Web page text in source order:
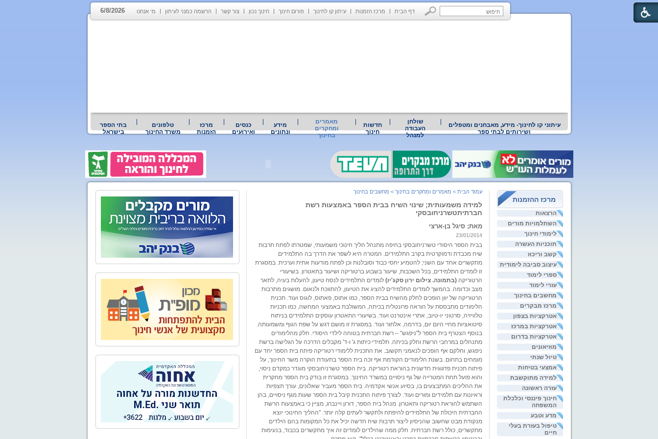
דף הבית מרכז הזמנות עיתון קו לחינוך פורום חינוך חינוך נכון צור קשר הרשמה כמנוי לעיתון מי אנחנו 6/8/2026
עיתוני קו לחינוך- מידע, מאבחנים ומטפלים
ושירותים לבתי ספר
שולחן
העבודה
למנהל
חדשות
חינוך
מאמרים
ומחקרים
בחינוך
מידע
ונתונים
כנסים
ואירועים
מרכז
הזמנות
טלפונים
משרד החינוך
בתי הספר
בישראל
מרכז ההזמנות
הרצאות
השתלמויות מורים
לימודי חינוך
תוכניות העשרה
קשב וריכוז
עיצוב סביבה לימודית
ספרי לימוד
עזרי לימוד
מחשבים בחינוך
מרכז מבקרים
אטרקציות בצפון
אטרקציות במרכז
אטרקציות בדרום
מוזיאונים
טיול שנתי
אמצעי בטיחות
למידה מתוקשבת
עזרה ראשונה
חינוך פיננסי וכלכלת
המשפחה
מדע וטבע
טיפול בעזרת בעלי
חיים
עמוד הבית > מאמרים ומחקרים בחינוך > מחשבים בחינוך
למידה משמעותית; שינוי השיח בבית הספר באמצעות רשת
חברתיתטשרניחובסקי
מאת; סיגל בן-ארצי
23/01/2014
בבית הספר היסודי טשרניחובסקי בחיפה מתנהל הליך חינוכי משמעותי, שמטרתו לפתח תרבות
שיח מכבדת ודמוקרטית בקרב התלמידים. המטרה היא לשפר את הדרך בה התלמידים
מתקשרים אחד עם השני; להטמיע יחסי כבוד וסובלנות וכן לפתח מודעות אתית וערכית. במסגרת
זו לומדים התלמידים, בכל השכבות, שיעור בשבוע ברטוריקה ושיעור בתאטרון. בשיעורי
הרטוריקה (בתמונה. צילום ירון סקג'יו) לומדים התלמידים לנסח טיעון, להעלות בעיה, לתאר
מצב וכדומה. בהמשך לומדים התלמידים להציג את הטיעון, להתווכח ולנאום. מושגים מתרבות
הרטוריקה של יוון הופכים לחלק מהשיח בבית הספר, כמו אתוס, פאתוס, לוגוס ועוד. תכנית
הלימודים מתבססת על הוראה פרונטלית בכיתה, המשולבת באמצעי המחשה, כמו תכניות
טלוויזיה, סרטוני יו-טיוב, אתרי אינטרנט ועוד. בשיעורי התאטרון עוסקים התלמידים בניתוח
סיטואציות מחיי היום יום, בדרמה, אלתור ועוד. במסגרת זו מושם דגש על שפת הגוף ומשמעותה.
בנוסף הצטרף בית הספר ל"ניפגש" – רשת חברתית בטוחה לילדי היסודי. חלק מהלימודים
מתנהלים במרחבי הרשת וחלק בכיתה. תלמידי כיתות ג' ו-ד' מקבלים הדרכה על הגלישה ברשת
ניפגש, וחלקם אף הופכים לנאמני תקשוב. את התכנית ללימודי רטוריקה פיתח בית הספר יחד עם
מומחים בתחום. בשנת הלימודים הקודמת אף זכה בית הספר בתעודת הוקרה משר החינוך, על
פיתוח תכנית פדגוגית חדשנית בהוראת רטוריקה.בית הספר טשרניחובסקי מוגדר כמקדם ניסוי,
והוא פועל תחת המטרייה של גף ניסויים במשרד החינוך. במסגרת זו בודק בית הספר מחקרית
את ההליכים המתבצעים בו, בסיוע אנשי אקדמיה. בית הספר מעביר שאלונים, עורך תצפיות
וראיונות עם תלמידים ומורים ועוד. לצורך פיתוח התכנית קיבל בית הספר שעות מגף ניסויים, בהן
השתמש להוראת רטוריקה ותאטרון.מנהל בית הספר,דורון ויינברג, מציין כי באמצעות הרשת
החברתית היכולת של התלמידים להיפתח ולתקשר לעתים קלה יותר. "ההליך החינוכי יוצא
מנקודת מבט שחשוב שהניסיון ליצור תרבות שיח חדשה יכיל את כל המקומות בהם הילדים
מתקשרים, כולל רשת חברתית. חלק ממה שהילדים לומדים זה איך מתקשרים בכבוד, בנעימות